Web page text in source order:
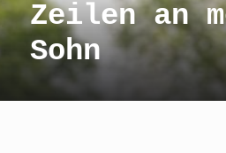
Zeilen an
Sohn